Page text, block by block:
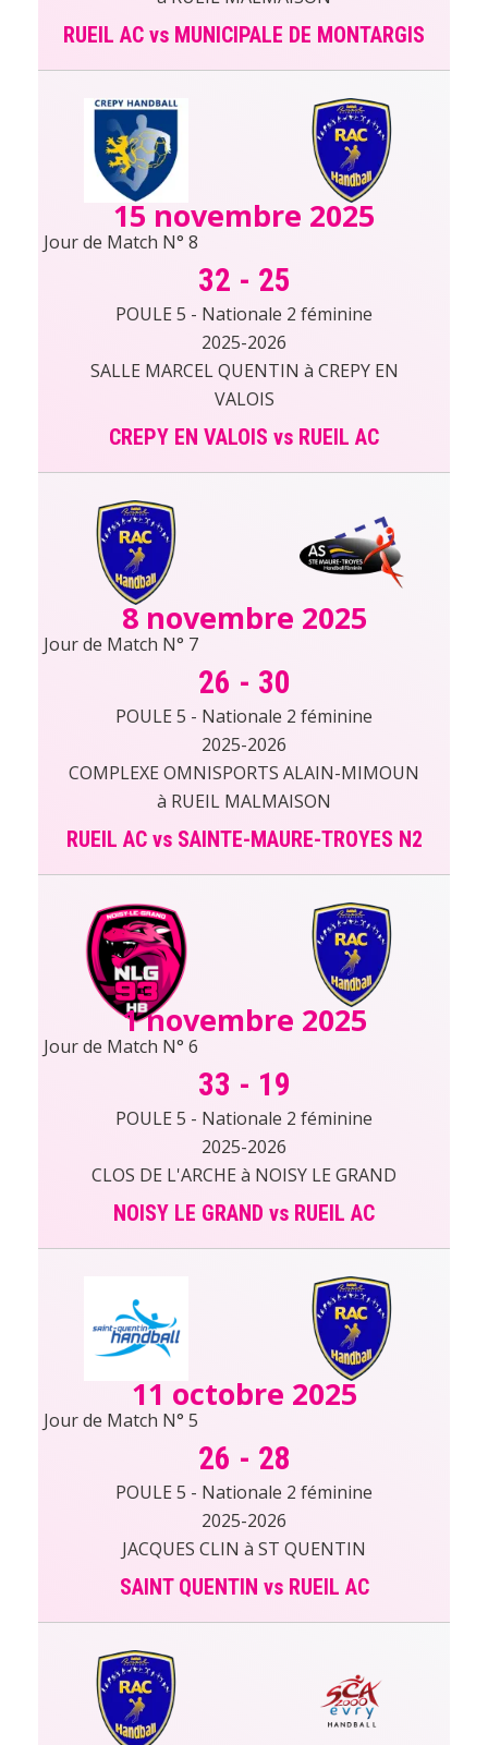
RUEIL AC vs MUNICIPALE DE MONTARGIS
15 novembre 2025
Jour de Match N° 8
32 - 25
POULE 5 - Nationale 2 féminine
2025-2026
SALLE MARCEL QUENTIN à CREPY EN
VALOIS
CREPY EN VALOIS vs RUEIL AC
8 novembre 2025
Jour de Match N° 7
26 - 30
POULE 5 - Nationale 2 féminine
2025-2026
COMPLEXE OMNISPORTS ALAIN-MIMOUN
à RUEIL MALMAISON
RUEIL AC vs SAINTE-MAURE-TROYES N2
1 novembre 2025
Jour de Match N° 6
33 - 19
POULE 5 - Nationale 2 féminine
2025-2026
CLOS DE L'ARCHE à NOISY LE GRAND
NOISY LE GRAND vs RUEIL AC
11 octobre 2025
Jour de Match N° 5
26 - 28
POULE 5 - Nationale 2 féminine
2025-2026
JACQUES CLIN à ST QUENTIN
SAINT QUENTIN vs RUEIL AC